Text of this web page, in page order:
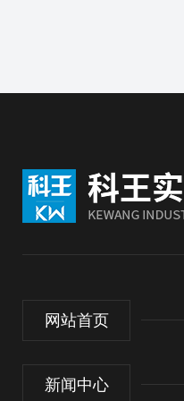
网站首页
新闻中心